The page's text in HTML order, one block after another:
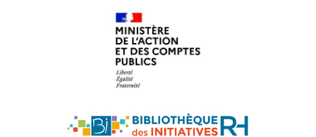
Logo